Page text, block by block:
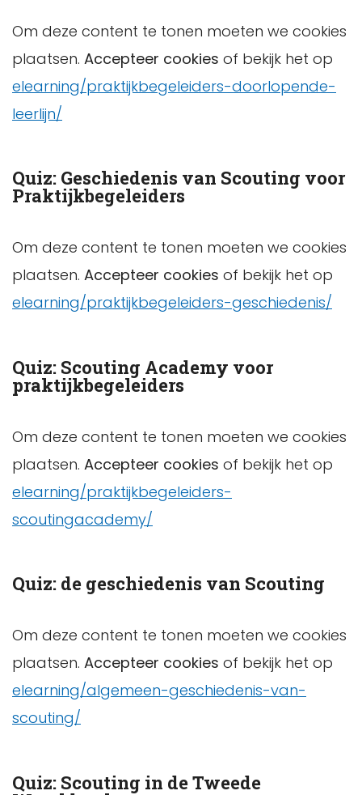
Om deze content te tonen moeten we cookies
plaatsen. Accepteer cookies of bekijk het op
elearning/praktijkbegeleiders-doorlopende-
leerlijn/
Quiz: Geschiedenis van Scouting voor
Praktijkbegeleiders
Om deze content te tonen moeten we cookies
plaatsen. Accepteer cookies of bekijk het op
elearning/praktijkbegeleiders-geschiedenis/
Quiz: Scouting Academy voor
praktijkbegeleiders
Om deze content te tonen moeten we cookies
plaatsen. Accepteer cookies of bekijk het op
elearning/praktijkbegeleiders-
scoutingacademy/
Quiz: de geschiedenis van Scouting
Om deze content te tonen moeten we cookies
plaatsen. Accepteer cookies of bekijk het op
elearning/algemeen-geschiedenis-van-
scouting/
Quiz: Scouting in de Tweede